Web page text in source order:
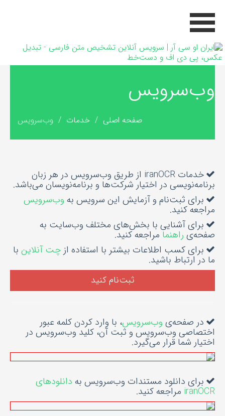
خدمات
وب‌سرویس
صفحه اصلی / خدمات / وب‌سرویس
خدمات iranOCR از طریق وب‌سرویس در هر زبان
برنامه‌نویسی در اختیار شرکت‌ها و برنامه‌نویسان می‌باشد.
برای ثبت‌نام و آزمایش این سرویس به وب‌سرویس
مراجعه کنید.
برای آشنایی با بخش‌های مختلف وب‌سایت به
صفحه‌ی راهنما مراجعه کنید.
برای کسب اطلاعات بیشتر با استفاده از چت آنلاین با
ما در ارتباط باشید.
ثبت‌نام کنید
در صفحه‌ی وب‌سرویس، با وارد کردن کلمه عبور
اختصاصی وب‌سرویس و ثبت آن، کلید وب‌سرویس در
اختیار شما قرار می‌گیرد.
برای دانلود مستندات وب‌سرویس به دانلودهای
iranOCR مراجعه کنید.